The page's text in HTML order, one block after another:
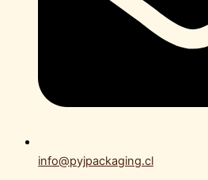
info@pyjpackaging.cl